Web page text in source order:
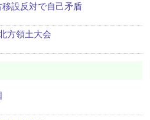
移設反対で自己矛盾
方領土大会